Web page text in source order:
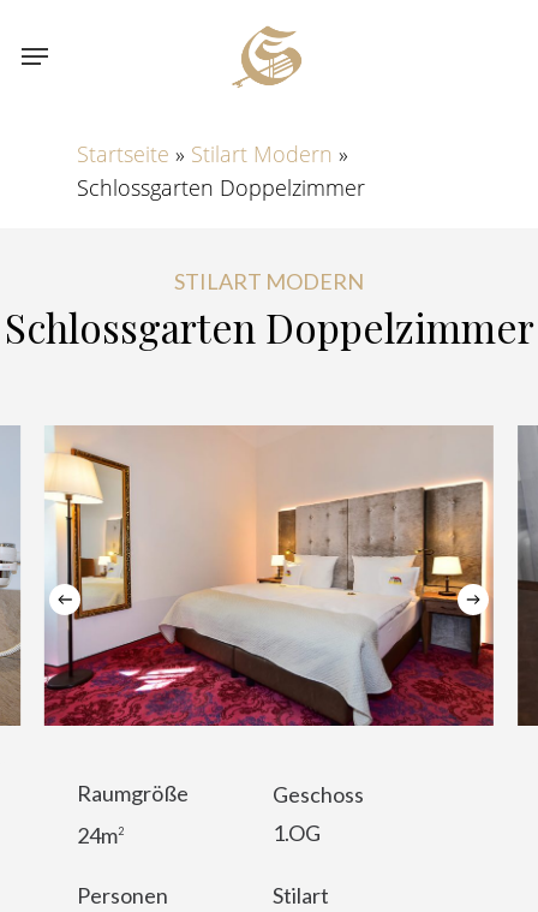
Menu
Startseite » Stilart Modern »
Schlossgarten Doppelzimmer
STILART MODERN
Schlossgarten Doppelzimmer
Raumgröße
24m2
Geschoss
1.OG
Personen
Stilart